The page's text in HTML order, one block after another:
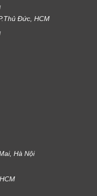
Đức, HCM
Hà Nội